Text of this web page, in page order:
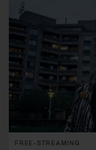
FREE-STREAMING